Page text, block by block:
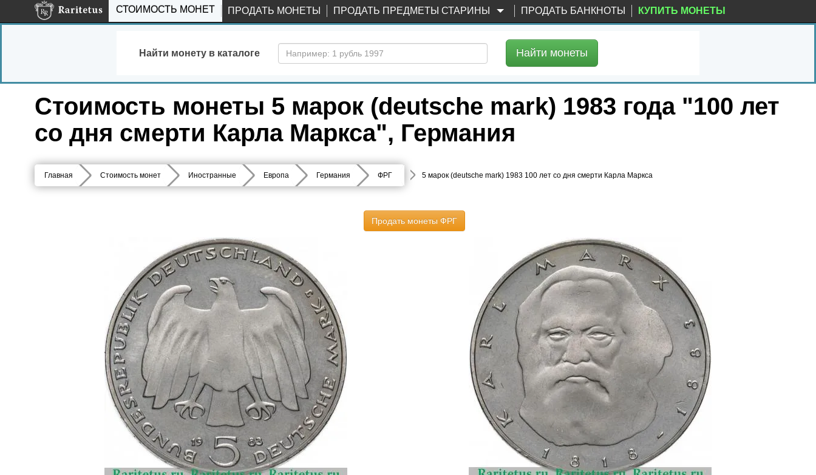
СТОИМОСТЬ МОНЕТ ПРОДАТЬ МОНЕТЫ ПРОДАТЬ ПРЕДМЕТЫ СТАРИНЫ ПРОДАТЬ БАНКНОТЫ КУПИТЬ МОНЕТЫ
Найти монету в каталоге Найти монеты
Стоимость монеты 5 марок (deutsche mark) 1983 года "100 лет
со дня смерти Карла Маркса", Германия
Главная Стоимость монет Иностранные Европа Германия ФРГ 5 марок (deutsche mark) 1983 100 лет со дня смерти Карла Маркса
Продать монеты ФРГ